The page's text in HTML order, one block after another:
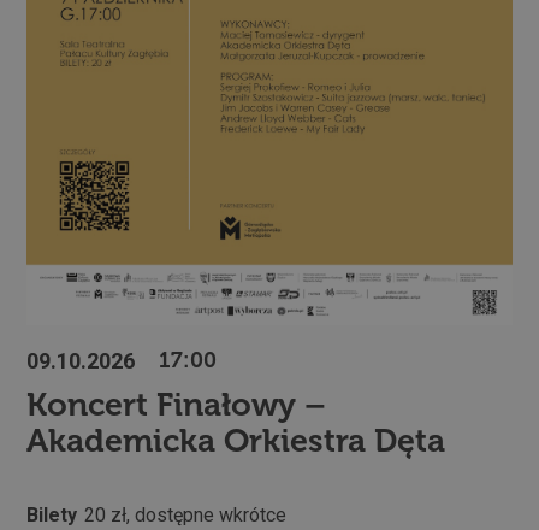
09.10.2026 17:00
Koncert Finałowy –
Akademicka Orkiestra Dęta
Bilety 20 zł, dostępne wkrótce